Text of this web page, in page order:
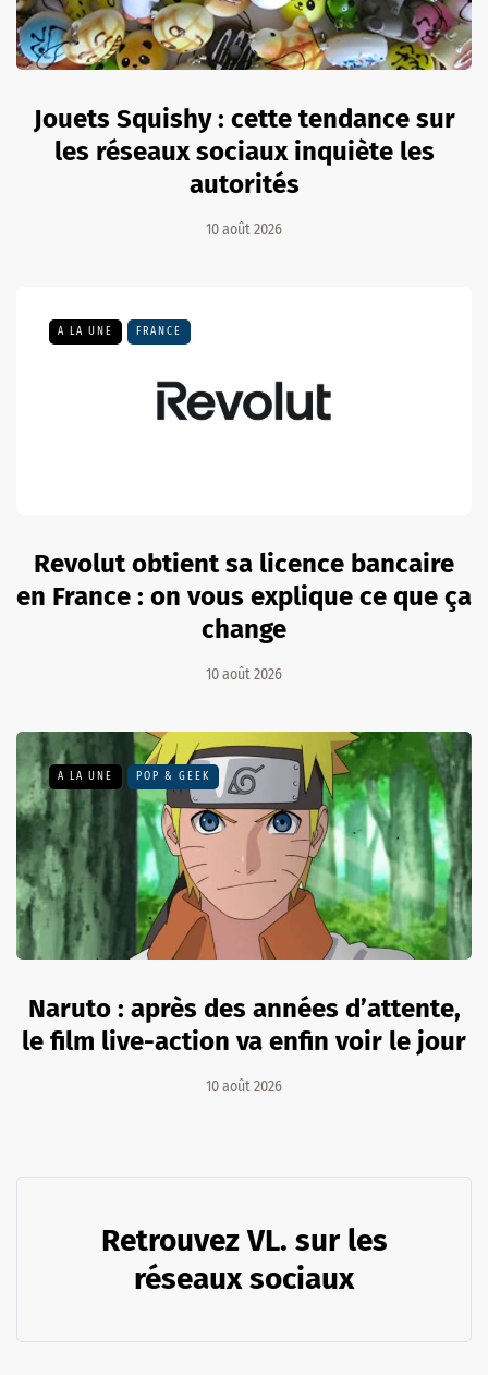
Jouets Squishy : cette tendance sur
les réseaux sociaux inquiète les
autorités
10 août 2026
A LA UNE FRANCE
Revolut obtient sa licence bancaire
en France : on vous explique ce que ça
change
10 août 2026
A LA UNE POP & GEEK
Naruto : après des années d’attente,
le film live-action va enfin voir le jour
10 août 2026
Retrouvez VL. sur les
réseaux sociaux